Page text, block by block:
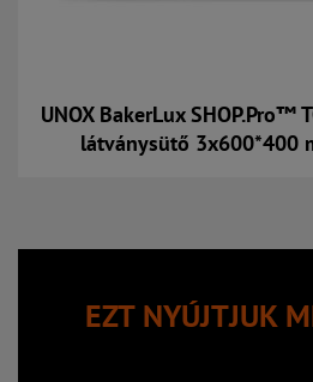
UNOX BakerLux SHOP.Pro™
látványsütő 3x600*400
EZT NYÚJTJUK